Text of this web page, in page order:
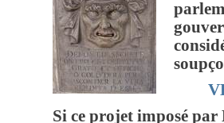
Si ce projet imposé par